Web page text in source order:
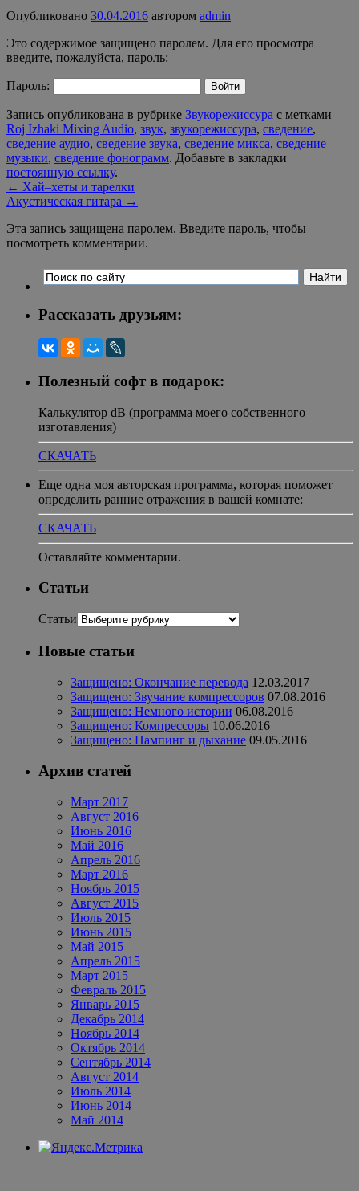
Опубликовано 30.04.2016 автором admin
Это содержимое защищено паролем. Для его просмотра
введите, пожалуйста, пароль:
Пароль:
Запись опубликована в рубрике Звукорежиссура с метками
Roj Izhaki Mixing Audio, звук, звукорежиссура, сведение,
сведение аудио, сведение звука, сведение микса, сведение
музыки, сведение фонограмм. Добавьте в закладки
постоянную ссылку.
← Хай–хеты и тарелки
Акустическая гитара →
Эта запись защищена паролем. Введите пароль, чтобы
посмотреть комментарии.
Рассказать друзьям:
Полезный софт в подарок:
Калькулятор dB (программа моего собственного
изготавления)
СКАЧАТЬ
Еще одна моя авторская программа, которая поможет
определить ранние отражения в вашей комнате:
СКАЧАТЬ
Оставляйте комментарии.
Статьи
Статьи
Новые статьи
Защищено: Окончание перевода 12.03.2017
Защищено: Звучание компрессоров 07.08.2016
Защищено: Немного истории 06.08.2016
Защищено: Компрессоры 10.06.2016
Защищено: Пампинг и дыхание 09.05.2016
Архив статей
Март 2017
Август 2016
Июнь 2016
Май 2016
Апрель 2016
Март 2016
Ноябрь 2015
Август 2015
Июль 2015
Июнь 2015
Май 2015
Апрель 2015
Март 2015
Февраль 2015
Январь 2015
Декабрь 2014
Ноябрь 2014
Октябрь 2014
Сентябрь 2014
Август 2014
Июль 2014
Июнь 2014
Май 2014